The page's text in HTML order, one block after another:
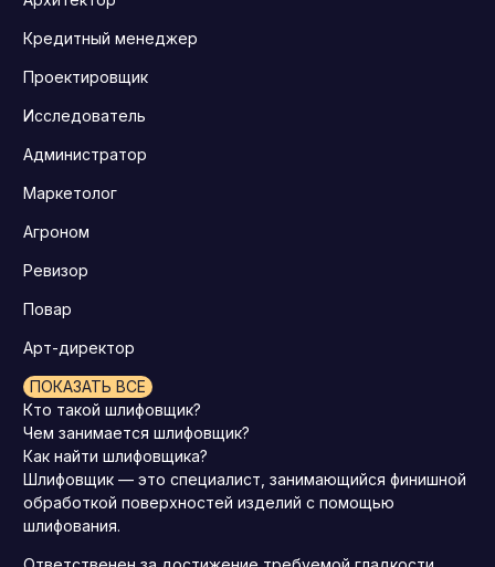
Кредитный менеджер
Проектировщик
Исследователь
Администратор
Маркетолог
Агроном
Ревизор
Повар
Арт-директор
ПОКАЗАТЬ ВСЕ
Кто такой шлифовщик?
Чем занимается шлифовщик?
Как найти шлифовщика?
Шлифовщик — это специалист, занимающийся финишной
обработкой поверхностей изделий с помощью
шлифования.